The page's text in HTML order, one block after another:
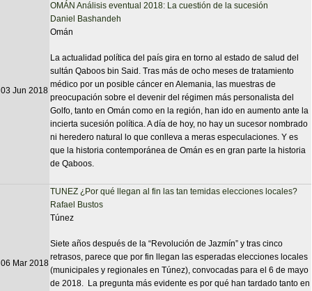
03 Jun 2018
OMÁN Análisis eventual 2018: La cuestión de la sucesión
Daniel Bashandeh
Omán
La actualidad política del país gira en torno al estado de salud del
sultán Qaboos bin Said. Tras más de ocho meses de tratamiento
médico por un posible cáncer en Alemania, las muestras de
preocupación sobre el devenir del régimen más personalista del
Golfo, tanto en Omán como en la región, han ido en aumento ante la
incierta sucesión política. A día de hoy, no hay un sucesor nombrado
ni heredero natural lo que conlleva a meras especulaciones. Y es
que la historia contemporánea de Omán es en gran parte la historia
de Qaboos.
06 Mar 2018
TUNEZ ¿Por qué llegan al fin las tan temidas elecciones locales?
Rafael Bustos
Túnez
Siete años después de la “Revolución de Jazmín” y tras cinco
retrasos, parece que por fin llegan las esperadas elecciones locales
(municipales y regionales en Túnez), convocadas para el 6 de mayo
de 2018. La pregunta más evidente es por qué han tardado tanto en